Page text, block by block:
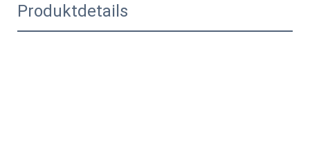
Produktdetails